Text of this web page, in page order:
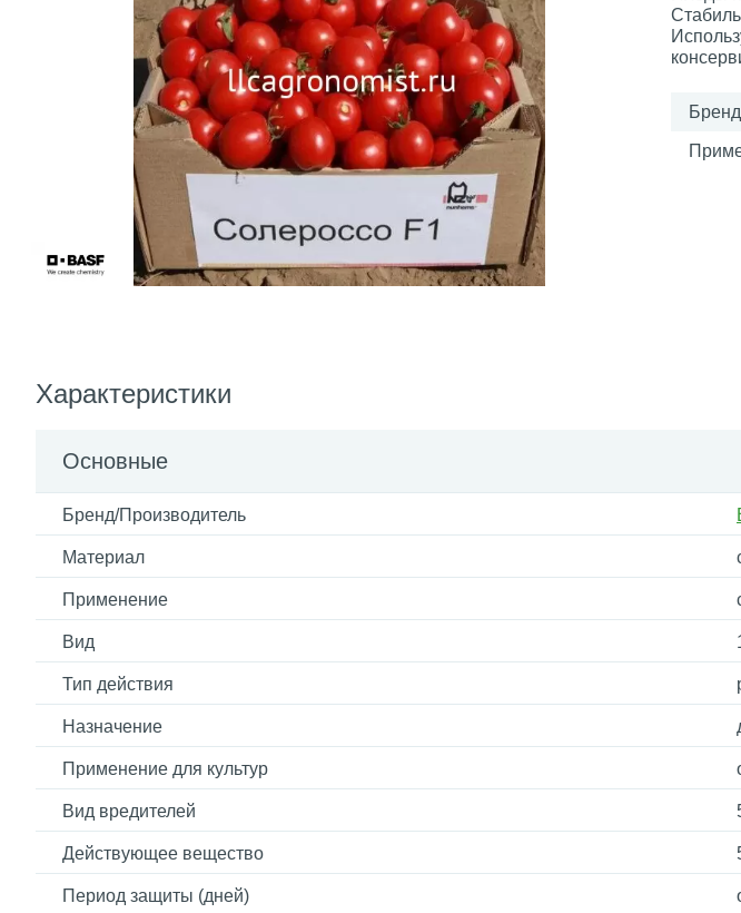
Характеристики
Основные
Бренд/Производитель
Материал
Применение
Вид
Тип действия
Назначение
Применение для культур
Вид вредителей
Действующее вещество
Период защиты (дней)